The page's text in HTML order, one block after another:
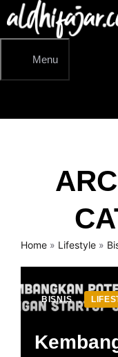
Langsung
ke
Menu
Home » Lifestyle »
BISNIS ,